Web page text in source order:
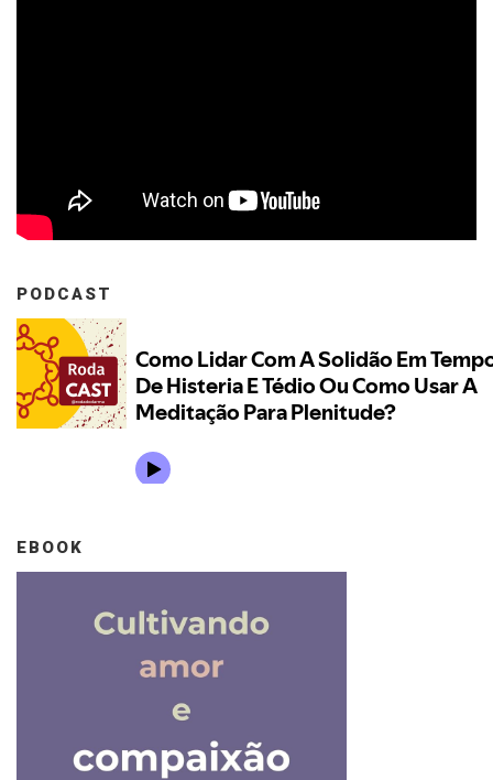
PODCAST
EBOOK